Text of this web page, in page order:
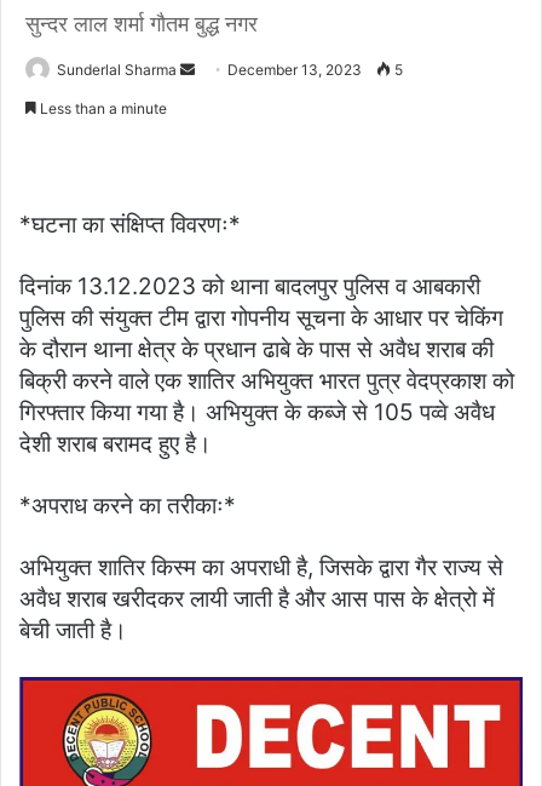
सुन्दर लाल शर्मा गौतम बुद्ध नगर
Sunderlal Sharma
Send December 13, 2023 5
Less than a minute
*घटना का संक्षिप्त विवरणः*
दिनांक 13.12.2023 को थाना बादलपुर पुलिस व आबकारी
पुलिस की संयुक्त टीम द्वारा गोपनीय सूचना के आधार पर चेकिंग
के दौरान थाना क्षेत्र के प्रधान ढाबे के पास से अवैध शराब की
बिक्री करने वाले एक शातिर अभियुक्त भारत पुत्र वेदप्रकाश को
गिरफ्तार किया गया है। अभियुक्त के कब्जे से 105 पव्वे अवैध
देशी शराब बरामद हुए है।
*अपराध करने का तरीकाः*
अभियुक्त शातिर किस्म का अपराधी है, जिसके द्वारा गैर राज्य से
अवैध शराब खरीदकर लायी जाती है और आस पास के क्षेत्रो में
बेची जाती है।